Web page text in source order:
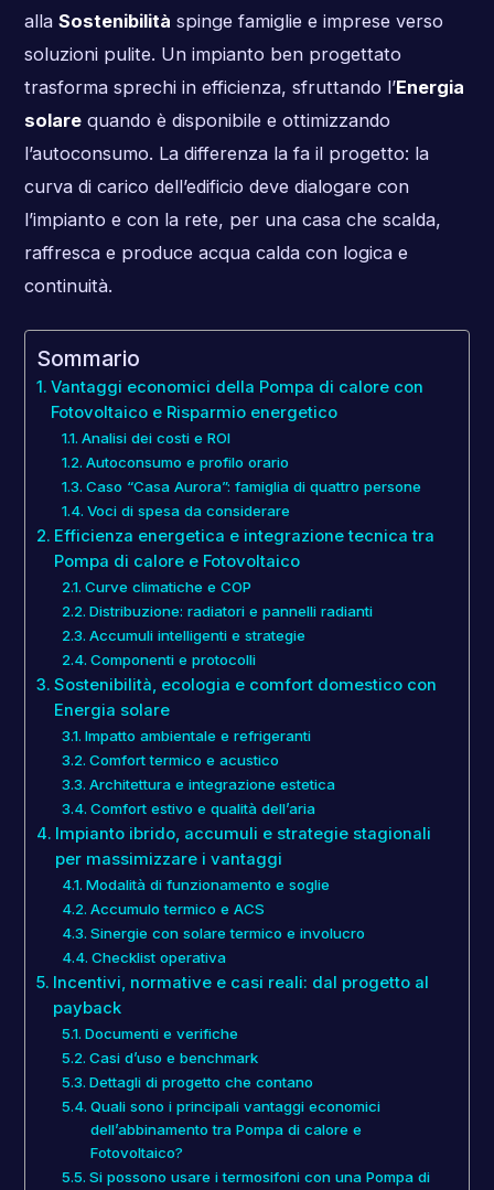
alla Sostenibilità spinge famiglie e imprese verso
soluzioni pulite. Un impianto ben progettato
trasforma sprechi in efficienza, sfruttando l’Energia
solarequando è disponibile e ottimizzando
l’autoconsumo. La differenza la fa il progetto: la
curva di carico dell’edificio deve dialogare con
l’impianto e con la rete, per una casa che scalda,
raffresca e produce acqua calda con logica e
continuità.
Sommario
Vantaggi economici della Pompa di calore con
Fotovoltaico e Risparmio energetico
Analisi dei costi e ROI
Autoconsumo e profilo orario
Caso “Casa Aurora”: famiglia di quattro persone
Voci di spesa da considerare
Efficienza energetica e integrazione tecnica tra
Pompa di calore e Fotovoltaico
Curve climatiche e COP
Distribuzione: radiatori e pannelli radianti
Accumuli intelligenti e strategie
Componenti e protocolli
Sostenibilità, ecologia e comfort domestico con
Energia solare
Impatto ambientale e refrigeranti
Comfort termico e acustico
Architettura e integrazione estetica
Comfort estivo e qualità dell’aria
Impianto ibrido, accumuli e strategie stagionali
per massimizzare i vantaggi
Modalità di funzionamento e soglie
Accumulo termico e ACS
Sinergie con solare termico e involucro
Checklist operativa
Incentivi, normative e casi reali: dal progetto al
payback
Documenti e verifiche
Casi d’uso e benchmark
Dettagli di progetto che contano
Quali sono i principali vantaggi economici
dell’abbinamento tra Pompa di calore e
Fotovoltaico?
Si possono usare i termosifoni con una Pompa di